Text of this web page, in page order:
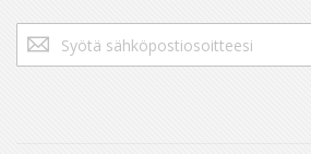
Tilaa
uutiskirjeemme: